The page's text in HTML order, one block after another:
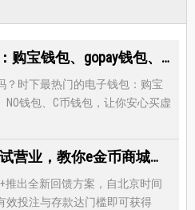
5个最方便的游戏冲值：购宝钱包、gopay钱包、K豆钱包、NO钱包、C币钱包
？时下最热门的电子钱包：购宝
NO钱包、C币钱包，让你安心买虚
esball+ e金币商城盛大试营业，教你e金币商城怎么兑换最优惠
推出全新回馈方案，自北京时间
效投注与存款达门槛即可获得